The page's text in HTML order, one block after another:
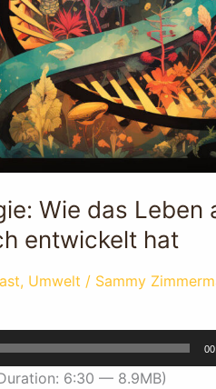
Wie das Leben
entwickelt hat
, Umwelt / Sammy
6:30 — 8.9MB)